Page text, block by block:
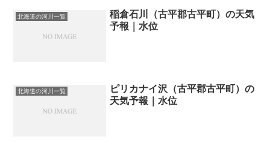
北海道の河川一覧
稲倉石川（古平郡古平町）の天気
予報｜水位
北海道の河川一覧
ピリカナイ沢（古平郡古平町）の
天気予報｜水位